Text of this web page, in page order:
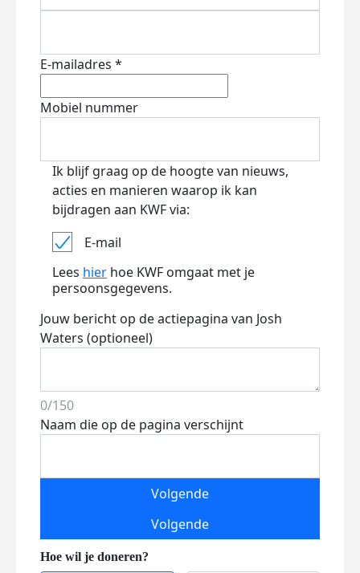
E-mailadres *
Mobiel nummer
Ik blijf graag op de hoogte van nieuws,
acties en manieren waarop ik kan
bijdragen aan KWF via:
E-mail
Lees hier hoe KWF omgaat met je
persoonsgegevens.
Jouw bericht op de actiepagina van Josh
Waters (optioneel)
0/150
Naam die op de pagina verschijnt
Volgende
Volgende